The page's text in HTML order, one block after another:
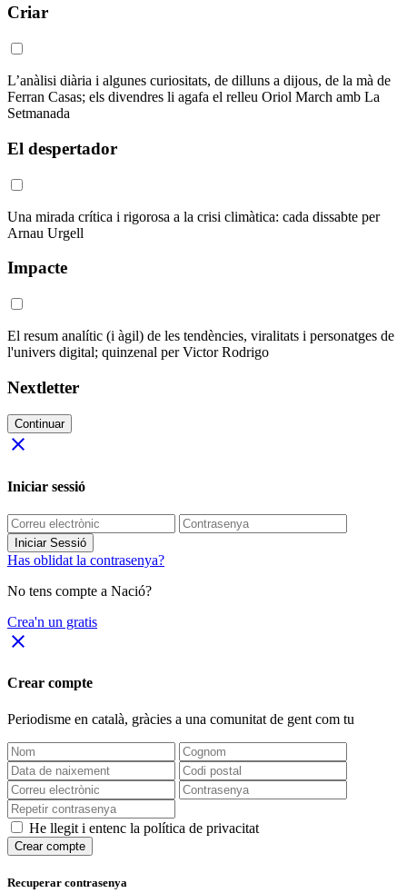
Criar
L’anàlisi diària i algunes curiositats, de dilluns a dijous, de la mà de
Ferran Casas; els divendres li agafa el relleu Oriol March amb La
Setmanada
El despertador
Una mirada crítica i rigorosa a la crisi climàtica: cada dissabte per
Arnau Urgell
Impacte
El resum analític (i àgil) de les tendències, viralitats i personatges de
l'univers digital; quinzenal per Victor Rodrigo
Nextletter
Continuar
close
Iniciar sessió
Iniciar Sessió
Has oblidat la contrasenya?
No tens compte a Nació?
Crea'n un gratis
close
Crear compte
Periodisme en català, gràcies a una comunitat de gent com tu
He llegit i entenc la política de privacitat
Crear compte
Recuperar contrasenya